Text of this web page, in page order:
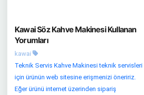
Kawai Söz Kahve Makinesi Kullanan
Yorumları
kawai
Teknik Servis Kahve Makinesi teknik servisleri
için ürünün web sitesine erişmenizi öneririz.
Eğer ürünü internet üzerinden sipariş